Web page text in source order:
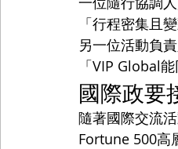
「行程密集且
另一位活動負
「VIP Global
國際政要
隨著國際交流
Fortune 500高